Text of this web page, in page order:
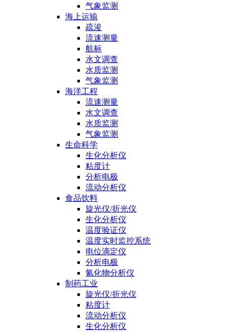
气象监测
海上运输
疏浚
流速测量
航标
水文调查
水质监测
气象监测
海洋工程
流速测量
水文调查
水质监测
气象监测
生命科学
生化分析仪
粘度计
分析电极
流动分析仪
食品饮料
旋光仪/折光仪
生化分析仪
温度验证仪
温度实时监控系统
电位滴定仪
分析电极
氰化物分析仪
制药工业
旋光仪/折光仪
粘度计
流动分析仪
生化分析仪